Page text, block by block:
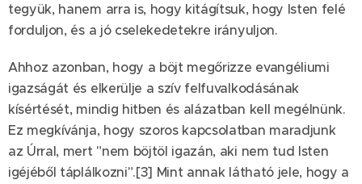
tegyük, hanem arra is, hogy kitágítsuk, hogy Isten felé
forduljon, és a jó cselekedetekre irányuljon.
Ahhoz azonban, hogy a böjt megőrizze evangéliumi
igazságát és elkerülje a szív felfuvalkodásának
kísértését, mindig hitben és alázatban kell megélnünk.
Ez megkívánja, hogy szoros kapcsolatban maradjunk
az Úrral, mert "nem böjtöl igazán, aki nem tud Isten
igéjéből táplálkozni".[3] Mint annak látható jele, hogy a